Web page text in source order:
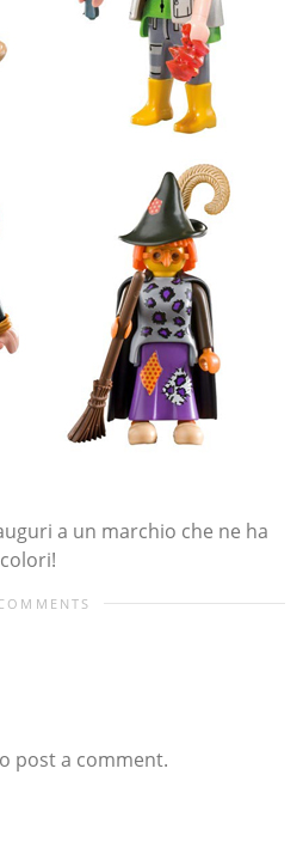
a un marchio che ne ha
post a comment.